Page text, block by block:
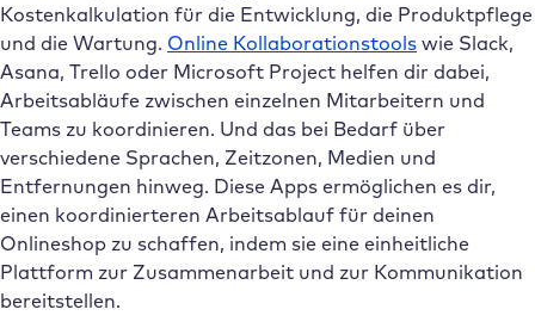
Kostenkalkulation für die Entwicklung, die Produktpflege
und die Wartung. Online Kollaborationstools wie Slack,
Asana, Trello oder Microsoft Project helfen dir dabei,
Arbeitsabläufe zwischen einzelnen Mitarbeitern und
Teams zu koordinieren. Und das bei Bedarf über
verschiedene Sprachen, Zeitzonen, Medien und
Entfernungen hinweg. Diese Apps ermöglichen es dir,
einen koordinierteren Arbeitsablauf für deinen
Onlineshop zu schaffen, indem sie eine einheitliche
Plattform zur Zusammenarbeit und zur Kommunikation
bereitstellen.